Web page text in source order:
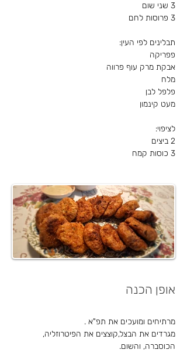
3 שני שום
3 פרוסות לחם
תבלינים לפי העין:
פפריקה
אבקת מרק עוף פרווה
מלח
פלפל לבן
מעט קינמון
לציפוי:
2 ביצים
3 כוסות קמח
אופן הכנה
מרתיחים ומועכים את תפ"א .
מגרדים את הבצל,קוצצים את הפיטרוזליה,
הכוסברה, והשום.